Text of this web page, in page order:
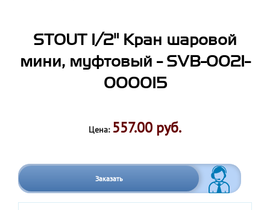
STOUT 1/2" Кран шаровой
мини, муфтовый - SVB-0021-
000015
Цена: 557.00 руб.
Заказать